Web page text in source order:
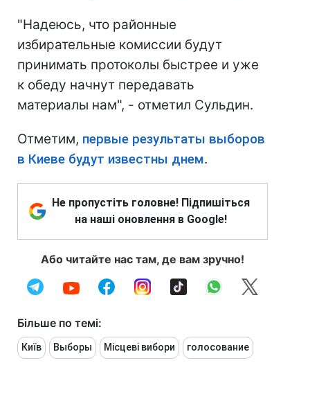
"Надеюсь, что районные
избирательные комиссии будут
принимать протоколы быстрее и уже
к обеду начнут передавать
материалы нам", - отметил Сульдин.
Отметим, первые результаты выборов
в Киеве будут известны днем.
Не пропустіть головне! Підпишіться
на наші оновлення в Google!
Або читайте нас там, де вам зручно!
Більше по темі:
Київ Выборы Місцеві вибори голосование